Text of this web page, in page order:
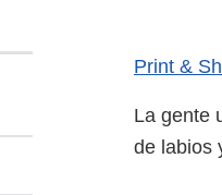
Print &
La gente
de labios